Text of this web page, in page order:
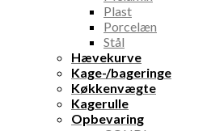
Plast
Porcelæn
Stål
Hævekurve
Kage-/bageringe
Køkkenvægte
Kagerulle
Opbevaring